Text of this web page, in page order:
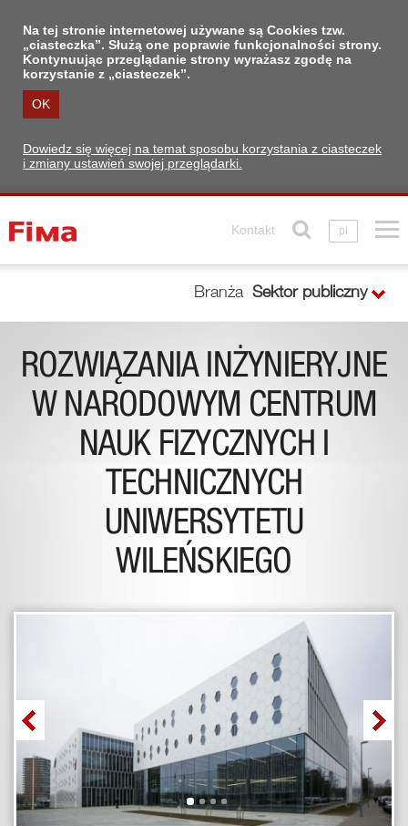
Na tej stronie internetowej używane są Cookies tzw.
„ciasteczka”. Służą one poprawie funkcjonalności strony.
Kontynuując przeglądanie strony wyrażasz zgodę na
korzystanie z „ciasteczek”.
OK
Dowiedz się więcej na temat sposobu korzystania z ciasteczek
i zmiany ustawień swojej przeglądarki.
Kontakt pl
Branża Sektor publiczny
ROZWIĄZANIA INŻYNIERYJNE
W NARODOWYM CENTRUM
NAUK FIZYCZNYCH I
TECHNICZNYCH
UNIWERSYTETU
WILEŃSKIEGO